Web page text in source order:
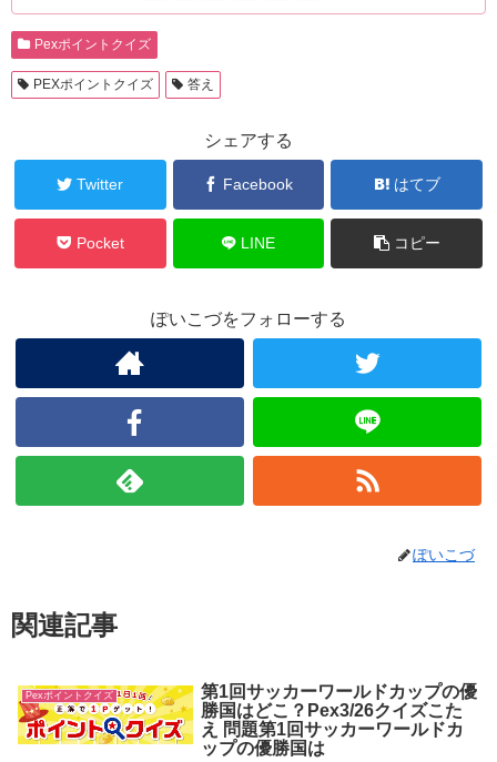
Pexポイントクイズ
PEXポイントクイズ 答え
シェアする
Twitter Facebook はてブ
Pocket LINE コピー
ぽいこづをフォローする
ぽいこづ
関連記事
Pexポイントクイズ
第1回サッカーワールドカップの優
勝国はどこ？Pex3/26クイズこた
え 問題第1回サッカーワールドカ
ップの優勝国は